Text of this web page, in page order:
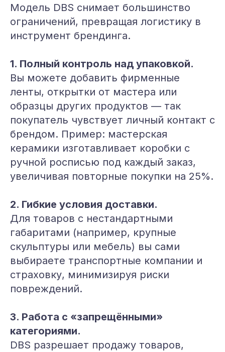
Модель DBS снимает большинство
ограничений, превращая логистику в
инструмент брендинга.
1. Полный контроль над упаковкой.
Вы можете добавить фирменные
ленты, открытки от мастера или
образцы других продуктов — так
покупатель чувствует личный контакт с
брендом. Пример: мастерская
керамики изготавливает коробки с
ручной росписью под каждый заказ,
увеличивая повторные покупки на 25%.
2. Гибкие условия доставки.
Для товаров с нестандартными
габаритами (например, крупные
скульптуры или мебель) вы сами
выбираете транспортные компании и
страховку, минимизируя риски
повреждений.
3. Работа с «запрещёнными»
категориями.
DBS разрешает продажу товаров,